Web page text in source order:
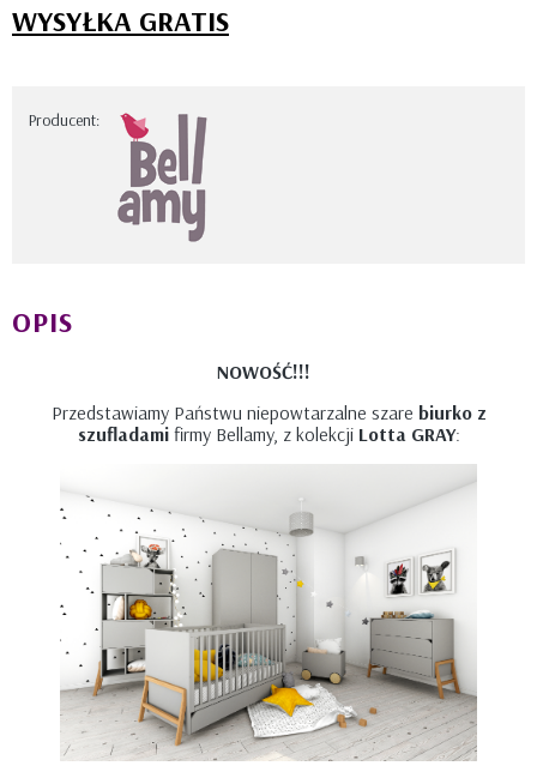
WYSYŁKA GRATIS
Producent:
OPIS
NOWOŚĆ!!!
Przedstawiamy Państwu niepowtarzalne szare biurko z
szufladami firmy Bellamy, z kolekcji Lotta GRAY: